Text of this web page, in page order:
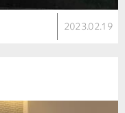
2023.02.19